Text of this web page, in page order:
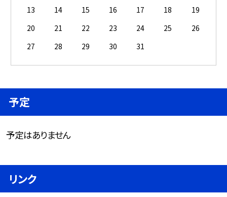
13
14 15 16 17 18
19
20
21 22 23 24 25
26
27
28 29 30 31
予定
予定はありません
リンク